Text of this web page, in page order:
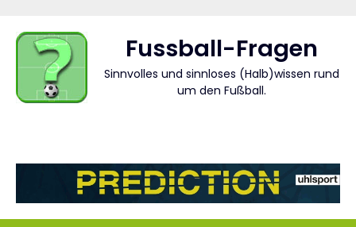
content
Fussball-Fragen
Sinnvolles und sinnloses (Halb)wissen rund
um den Fußball.